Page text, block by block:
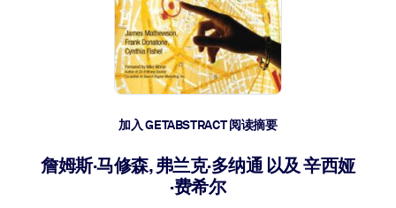
让团队更轻松地共同学习、解决实际问题并更快采取行动。
技能提升与重塑
培养您的员工应对未来挑战所需的技能。
加入 GETABSTRACT 阅读摘要
詹姆斯·马修森, 弗兰克·多纳通 以及 辛西娅
·费希尔